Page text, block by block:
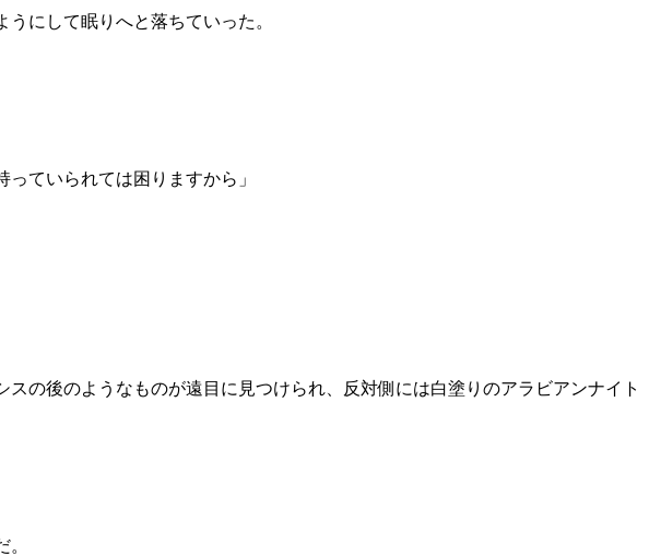
にして眠りへと落ちていった。
ていられては困りますから」
の後のようなものが遠目に見つけられ、反対側には白塗りのアラビアンナイト